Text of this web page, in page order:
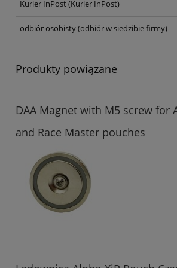
Kurier InPost(Kurier InPost)
odbiór osobisty(odbiór w siedzibie firmy)
Produkty powiązane
DAA Magnet with M5 screw for
and Race Master pouches